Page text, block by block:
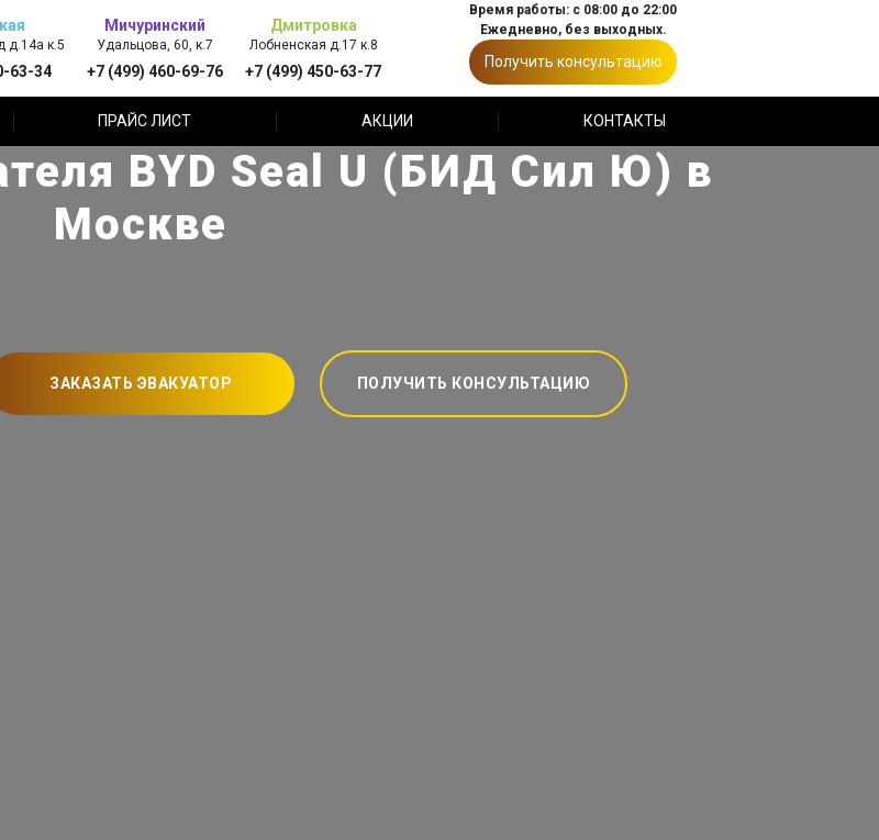
д.14а к.5
63-34
Мичуринский
Удальцова, 60, к.7
+7 (499) 460-69-76
Дмитровка
Лобненская д.17 к.8
+7 (499) 450-63-77
Время работы: с 08:00 до 22:00
Ежедневно, без выходных.
Получить консультацию
ПРАЙС ЛИСТ АКЦИИ КОНТАКТЫ
BYD Seal U (БИД Сил Ю) в
Москве
ЗАКАЗАТЬ ЭВАКУАТОР ПОЛУЧИТЬ КОНСУЛЬТАЦИЮ